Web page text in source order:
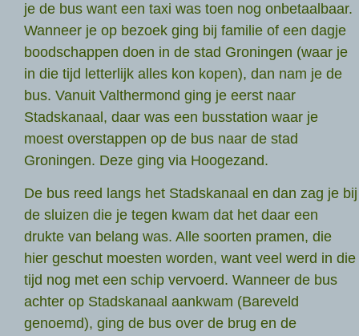
je de bus want een taxi was toen nog onbetaalbaar.
Wanneer je op bezoek ging bij familie of een dagje
boodschappen doen in de stad Groningen (waar je
in die tijd letterlijk alles kon kopen), dan nam je de
bus. Vanuit Valthermond ging je eerst naar
Stadskanaal, daar was een busstation waar je
moest overstappen op de bus naar de stad
Groningen. Deze ging via Hoogezand.
De bus reed langs het Stadskanaal en dan zag je bij
de sluizen die je tegen kwam dat het daar een
drukte van belang was. Alle soorten pramen, die
hier geschut moesten worden, want veel werd in die
tijd nog met een schip vervoerd. Wanneer de bus
achter op Stadskanaal aankwam (Bareveld
genoemd), ging de bus over de brug en de